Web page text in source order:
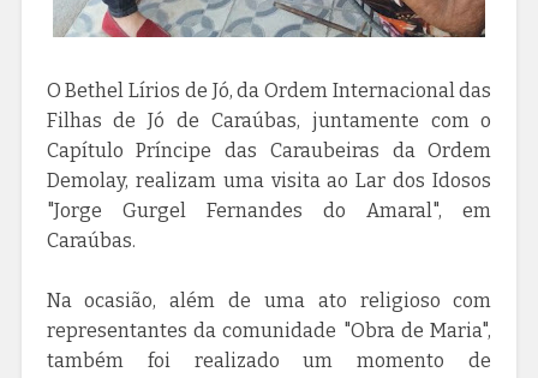
O Bethel Lírios de Jó, da Ordem Internacional das
Filhas de Jó de Caraúbas, juntamente com o
Capítulo Príncipe das Caraubeiras da Ordem
Demolay, realizam uma visita ao Lar dos Idosos
"Jorge Gurgel Fernandes do Amaral", em
Caraúbas.
Na ocasião, além de uma ato religioso com
representantes da comunidade "Obra de Maria",
também foi realizado um momento de